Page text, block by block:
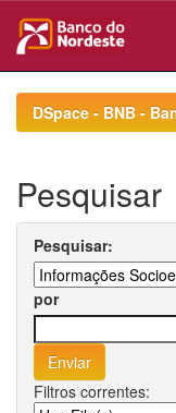
navigationDSpace - BNB -
Pesquisar
Pesquisar:
por
Filtros correntes: